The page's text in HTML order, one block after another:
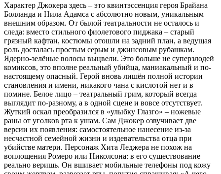
Характер Джокера здесь – это квинтэссенция героя Брайана
Болланда и Нила Адамса с абсолютно новым, уникальным
внешним образом. От былой театральности не осталось и
следа: вместо стильного фиолетового пиджака – старый
грязный кафтан, костюмы отошли на задний план, а ведущая
роль досталась простым серым и джинсовым рубашкам.
Ядерно-зелёные волосы выцвели. Это больше не суперзлодей
комиксов, это вполне реальный убийца, маниакальный и по-
настоящему опасный. Герой вновь лишён полной истории
становления и имени, никакого чана с кислотой нет и в
помине. Белое лицо – театральный грим, который всегда
выглядит по-разному, а в одной сцене и вовсе отсутствует.
Жуткий оскал преобразился в «улыбку Глазго» – ножевые
раны от уголков рта к ушам. Сам Джокер озвучивает две
версии их появления: самостоятельное нанесение из-за
несчастной семейной жизни и издевательства отца при
убийстве матери. Персонаж Хита Леджера не похож на
воплощения Ромеро или Николсона: в его существование
реально веришь. Он вшивает мобильные телефоны под кожу